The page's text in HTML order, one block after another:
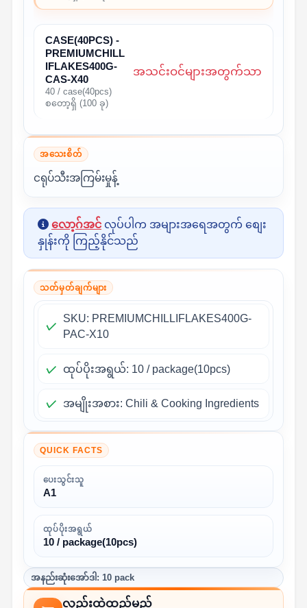
CASE(40PCS) -
PREMIUMCHILL
IFLAKES400G-
CAS-X40
40 / case(40pcs)
စတော့ရှိ (100 ခု)
အသင်းဝင်များအတွက်သာ
အသေးစိတ်
ငရုပ်သီးအကြမ်းမှုန့်
လော့ဂ်အင် လုပ်ပါက အများအရေအတွက် စျေး
နှုန်းကို ကြည့်နိုင်သည်
သတ်မှတ်ချက်များ
SKU: PREMIUMCHILLIFLAKES400G-
PAC-X10
ထုပ်ပိုးအရွယ်: 10 / package(10pcs)
အမျိုးအစား: Chili & Cooking Ingredients
QUICK FACTS
ပေးသွင်းသူ
A1
ထုပ်ပိုးအရွယ်
10 / package(10pcs)
အနည်းဆုံးအော်ဒါ: 10 pack
လှည်းထဲထည့်မည်